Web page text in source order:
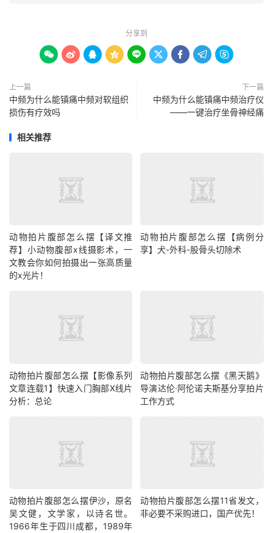
分享到
        
上一篇
中频为什么能镇痛中频对软组织
损伤有疗效吗
下一篇
中频为什么能镇痛中频治疗仪
——一键治疗坐骨神经痛
相关推荐
动物拍片腹部怎么摆【译文推
荐】小动物腹部x线摄影术，一
文教会你如何拍摄出一张高质量
的x光片！
动物拍片腹部怎么摆【病例分
享】犬-外科-股骨头切除术
动物拍片腹部怎么摆【影像系列
文章连载1】快速入门胸部X线片
分析：总论
动物拍片腹部怎么摆《黑天鹅》
导演达伦·阿伦诺夫斯基分享拍片
工作方式
动物拍片腹部怎么摆​伊沙，原名
吴文健，文学家，以诗名世。
1966年生于四川成都，1989年
动物拍片腹部怎么摆11省发文，
非必要不采购进口，国产优先！